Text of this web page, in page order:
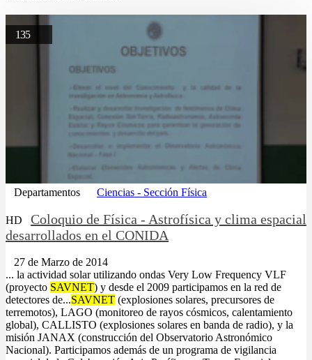
135
Departamentos Ciencias - Sección Física
HD
Coloquio de Física - Astrofísica y clima espacial
desarrollados en el CONIDA
27 de Marzo de 2014
... la actividad solar utilizando ondas Very Low Frequency VLF
(proyecto SAVNET) y desde el 2009 participamos en la red de
detectores de...SAVNET (explosiones solares, precursores de
terremotos), LAGO (monitoreo de rayos cósmicos, calentamiento
global), CALLISTO (explosiones solares en banda de radio), y la
misión JANAX (construcción del Observatorio Astronómico
Nacional). Participamos además de un programa de vigilancia